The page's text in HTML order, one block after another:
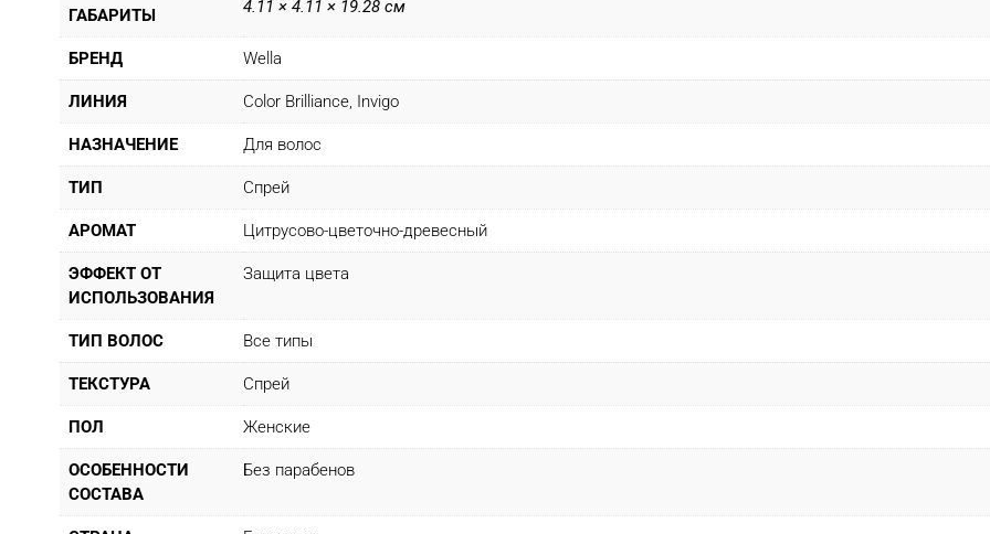
ГАБАРИТЫ 4.11 × 4.11 × 19.28 см
БРЕНД Wella
ЛИНИЯ Color Brilliance, Invigo
НАЗНАЧЕНИЕ Для волос
ТИП Спрей
АРОМАТ Цитрусово-цветочно-древесный
ЭФФЕКТ ОТ
ИСПОЛЬЗОВАНИЯ
Защита цвета
ТИП ВОЛОС Все типы
ТЕКСТУРА Спрей
ПОЛ Женские
ОСОБЕННОСТИ
СОСТАВА
Без парабенов